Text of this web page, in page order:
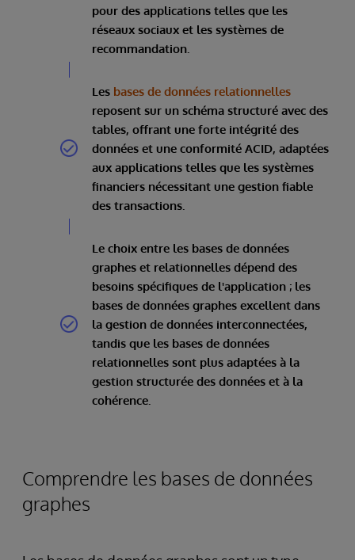
pour des applications telles que les
réseaux sociaux et les systèmes de
recommandation.
Les bases de données relationnelles
reposent sur un schéma structuré avec des
tables, offrant une forte intégrité des
données et une conformité ACID, adaptées
aux applications telles que les systèmes
financiers nécessitant une gestion fiable
des transactions.
Le choix entre les bases de données
graphes et relationnelles dépend des
besoins spécifiques de l'application ; les
bases de données graphes excellent dans
la gestion de données interconnectées,
tandis que les bases de données
relationnelles sont plus adaptées à la
gestion structurée des données et à la
cohérence.
Comprendre les bases de données
graphes